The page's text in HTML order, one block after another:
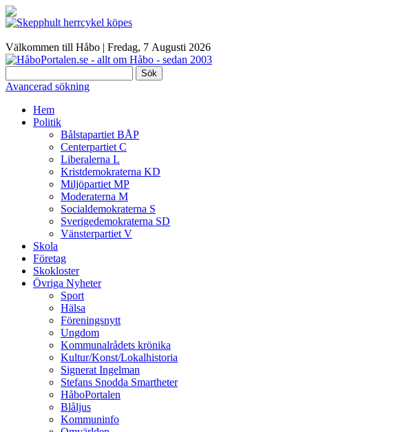
Välkommen till Håbo | Fredag, 7 Αugusti 2026
Sök
Avancerad sökning
Hem
Politik
Bålstapartiet BÅP
Centerpartiet C
Liberalerna L
Kristdemokraterna KD
Miljöpartiet MP
Moderaterna M
Socialdemokraterna S
Sverigedemokraterna SD
Vänsterpartiet V
Skola
Företag
Skokloster
Övriga Nyheter
Sport
Hälsa
Föreningsnytt
Ungdom
Kommunalrådets krönika
Kultur/Konst/Lokalhistoria
Signerat Ingelman
Stefans Snodda Smartheter
HåboPortalen
Blåljus
Kommuninfo